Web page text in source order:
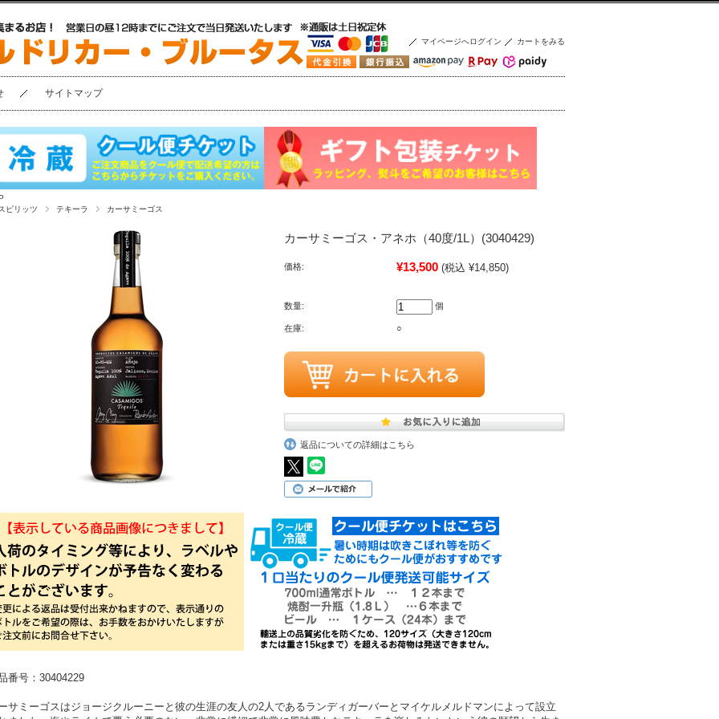
マイページへログイン カートをみる
サイトマップ
ピリッツ
テキーラ カーサミーゴス
カーサミーゴス・アネホ（40度/1L）(3040429)
価格: ¥13,500 (税込 ¥14,850)
数量: 個
在庫: ○
返品についての詳細はこちら
番号：30404229
サミーゴスはジョージクルーニーと彼の生涯の友人の2人であるランディガーバーとマイケルメルドマンによって設立